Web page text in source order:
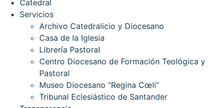
Catedral
Servicios
Archivo Catedralicio y Diocesano
Casa de la Iglesia
Librería Pastoral
Centro Diocesano de Formación Teológica y
Pastoral
Museo Diocesano “Regina Cœli”
Tribunal Eclesiástico de Santander